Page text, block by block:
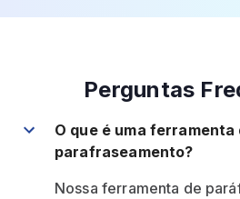
Perguntas
O que é uma ferramenta
parafraseamento?
Nossa ferramenta de